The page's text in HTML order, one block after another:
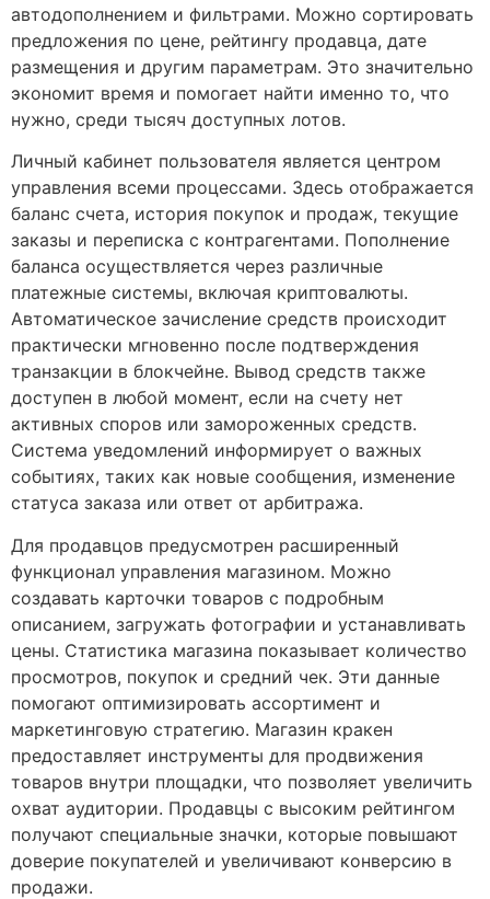
автодополнением и фильтрами. Можно сортировать
предложения по цене, рейтингу продавца, дате
размещения и другим параметрам. Это значительно
экономит время и помогает найти именно то, что
нужно, среди тысяч доступных лотов.
Личный кабинет пользователя является центром
управления всеми процессами. Здесь отображается
баланс счета, история покупок и продаж, текущие
заказы и переписка с контрагентами. Пополнение
баланса осуществляется через различные
платежные системы, включая криптовалюты.
Автоматическое зачисление средств происходит
практически мгновенно после подтверждения
транзакции в блокчейне. Вывод средств также
доступен в любой момент, если на счету нет
активных споров или замороженных средств.
Система уведомлений информирует о важных
событиях, таких как новые сообщения, изменение
статуса заказа или ответ от арбитража.
Для продавцов предусмотрен расширенный
функционал управления магазином. Можно
создавать карточки товаров с подробным
описанием, загружать фотографии и устанавливать
цены. Статистика магазина показывает количество
просмотров, покупок и средний чек. Эти данные
помогают оптимизировать ассортимент и
маркетинговую стратегию. Магазин кракен
предоставляет инструменты для продвижения
товаров внутри площадки, что позволяет увеличить
охват аудитории. Продавцы с высоким рейтингом
получают специальные значки, которые повышают
доверие покупателей и увеличивают конверсию в
продажи.